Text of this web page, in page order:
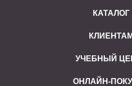
КАТАЛОГ
КЛИЕНТАМ
УЧЕБНЫЙ
ОНЛАЙН-